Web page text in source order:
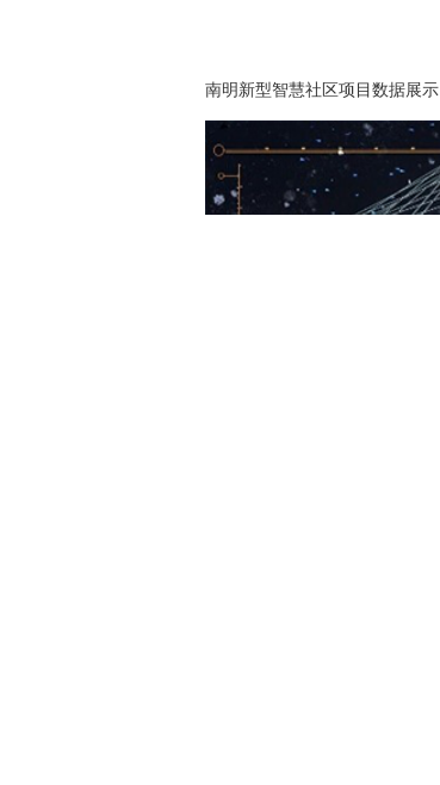
南明新型智慧社区项目数据展